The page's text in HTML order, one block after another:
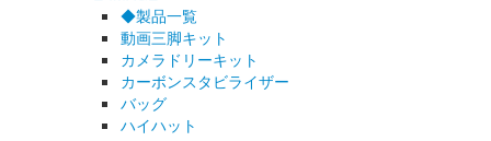
◆製品一覧
動画三脚キット
カメラドリーキット
カーボンスタビライザー
バッグ
ハイハット